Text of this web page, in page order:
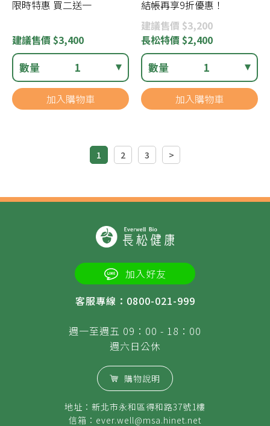
限時特惠 買二送一
建議售價 $3,400
數量 1
加入購物車
結帳再享9折優惠！
建議售價 $3,200
長松特價 $2,400
數量 1
加入購物車
1 2 3 >
購物說明
地址：新北市永和區得和路37號1樓
信箱： ever.well@msa.hinet.net
加入好友
客服專線：0800-021-999
週一至週五 09：00 - 18：00
週六日公休